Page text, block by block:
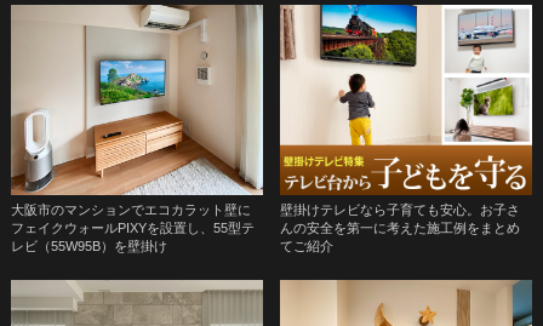
大阪市のマンションでエコカラット壁に
フェイクウォールPIXYを設置し、55型テ
レビ（55W95B）を壁掛け
壁掛けテレビなら子育ても安心。お子さ
んの安全を第一に考えた施工例をまとめ
てご紹介